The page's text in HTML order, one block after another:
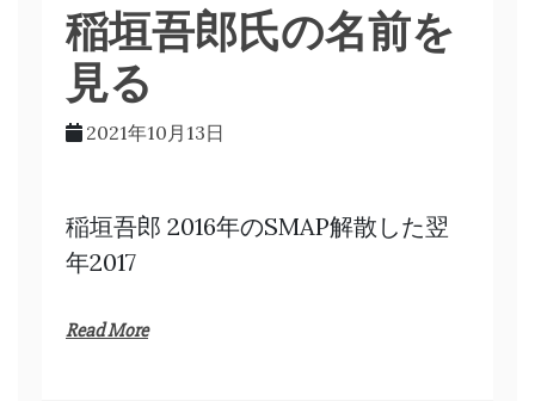
稲垣吾郎氏の名前を
見る
2021年10月13日
稲垣吾郎 2016年のSMAP解散した翌
年2017
Read More